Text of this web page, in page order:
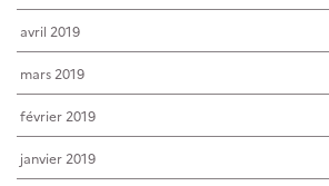
avril 2019
mars 2019
février 2019
janvier 2019